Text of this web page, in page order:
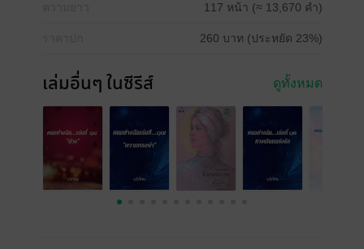
117 หน้า (≈ 13,670 คำ)
260 บาท (ประหยัด 23%)
เล่มอื่นๆ ในซีรีส์ ดูทั้งหมด